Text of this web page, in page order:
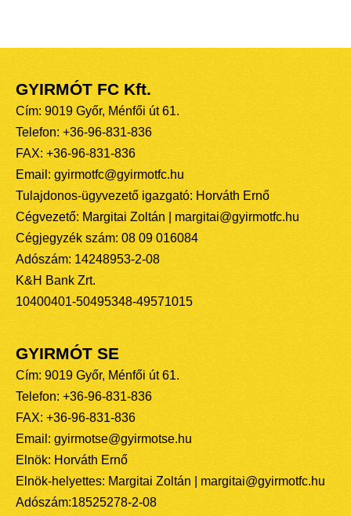
GYIRMÓT FC Kft.
Cím: 9019 Győr, Ménfői út 61.
Telefon: +36-96-831-836
FAX: +36-96-831-836
Email: gyirmotfc@gyirmotfc.hu
Tulajdonos-ügyvezető igazgató: Horváth Ernő
Cégvezető: Margitai Zoltán | margitai@gyirmotfc.hu
Cégjegyzék szám: 08 09 016084
Adószám: 14248953-2-08
K&H Bank Zrt.
10400401-50495348-49571015
GYIRMÓT SE
Cím: 9019 Győr, Ménfői út 61.
Telefon: +36-96-831-836
FAX: +36-96-831-836
Email: gyirmotse@gyirmotse.hu
Elnök: Horváth Ernő
Elnök-helyettes: Margitai Zoltán | margitai@gyirmotfc.hu
Adószám:18525278-2-08